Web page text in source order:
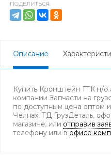
ПОДЕЛИТЬСЯ:
Описание
Купить Кронштейн ГТК н/
компании Запчасти на
по доступным цена оптом
Челнах. ТД ГрузДеталь,
магазине, или отправив
телефону или в офисе